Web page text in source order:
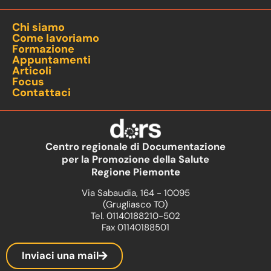
Chi siamo
Come lavoriamo
Formazione
Appuntamenti
Articoli
Focus
Contattaci
Centro regionale di Documentazione
per la Promozione della Salute
Regione Piemonte
Via Sabaudia, 164 - 10095
(Grugliasco TO)
Tel. 01140188210-502
Fax 01140188501
Inviaci una mail